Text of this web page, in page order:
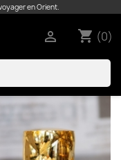
en Orient.
shopping_cart (0)
